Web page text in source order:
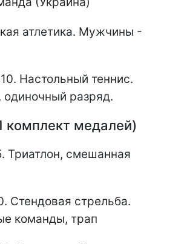
атлетика. Мужчины -
Настольный теннис.
разряд.
комплект медалей)
Триатлон, смешанная
Стендовая стрельба.
команды, трап